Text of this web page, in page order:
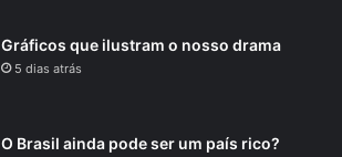
Gráficos que ilustram o nosso drama
5 dias atrás
O Brasil ainda pode ser um país rico?